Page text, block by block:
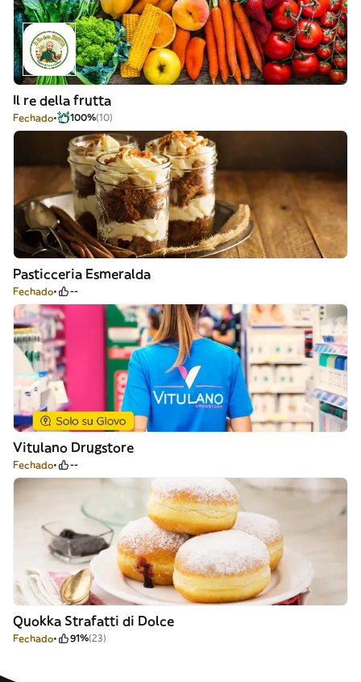
Il re della frutta
Fechado 100%(10)
Pasticceria Esmeralda
Fechado --
Vitulano Drugstore
Fechado --
Quokka Strafatti di Dolce
Fechado 91%(23)